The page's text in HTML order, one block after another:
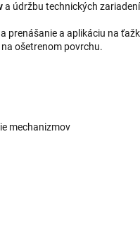
a údržbu technických
prenášanie a aplikáciu na
ošetrenom povrchu.
mechanizmov